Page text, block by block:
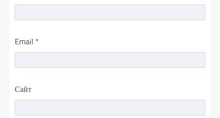
Email *
Сайт